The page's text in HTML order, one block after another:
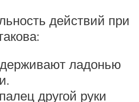
действий при
ладонью
другой руки